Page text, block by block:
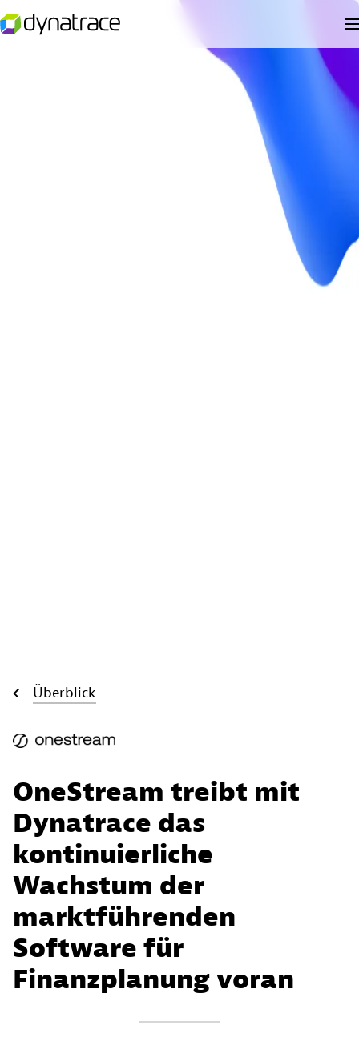
Überblick
OneStream treibt mit
Dynatrace das
kontinuierliche
Wachstum der
marktführenden
Software für
Finanzplanung voran